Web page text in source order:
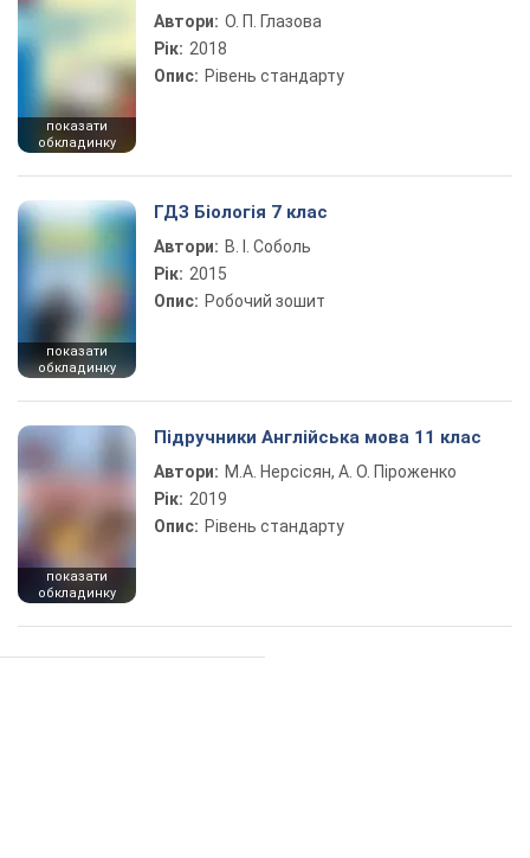
показати
обкладинку
Автори: О. П. Глазова
Рік: 2018
Опис: Рівень стандарту
показати
обкладинку
ГДЗ Біологія 7 клас
Автори: В. І. Соболь
Рік: 2015
Опис: Робочий зошит
показати
обкладинку
Підручники Англійська мова 11 клас
Автори: М.А. Нерсісян, А. О. Піроженко
Рік: 2019
Опис: Рівень стандарту